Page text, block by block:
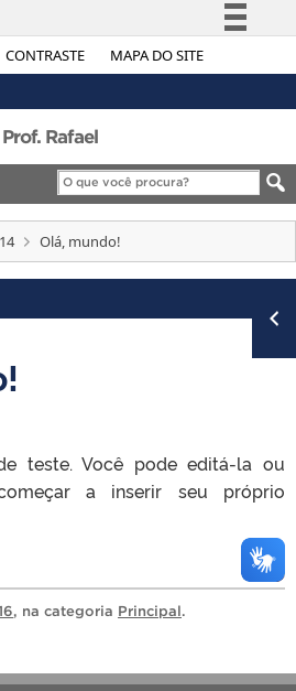
CONTRASTE MAPA DO SITE
Simplifique!
Legislação
Canais
Prof. Rafael
14 Olá, mundo!
teste. Você pode editá-la ou
a inserir seu próprio
, na categoria Principal.